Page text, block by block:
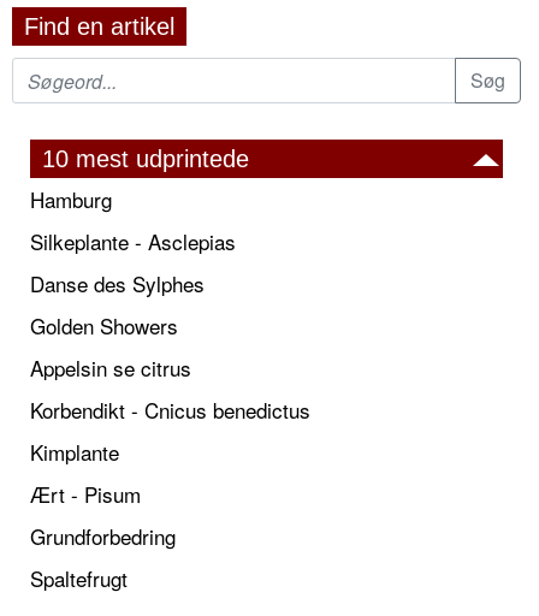
Find en artikel
10 mest udprintede
Hamburg
Silkeplante - Asclepias
Danse des Sylphes
Golden Showers
Appelsin se citrus
Korbendikt - Cnicus benedictus
Kimplante
Ært - Pisum
Grundforbedring
Spaltefrugt